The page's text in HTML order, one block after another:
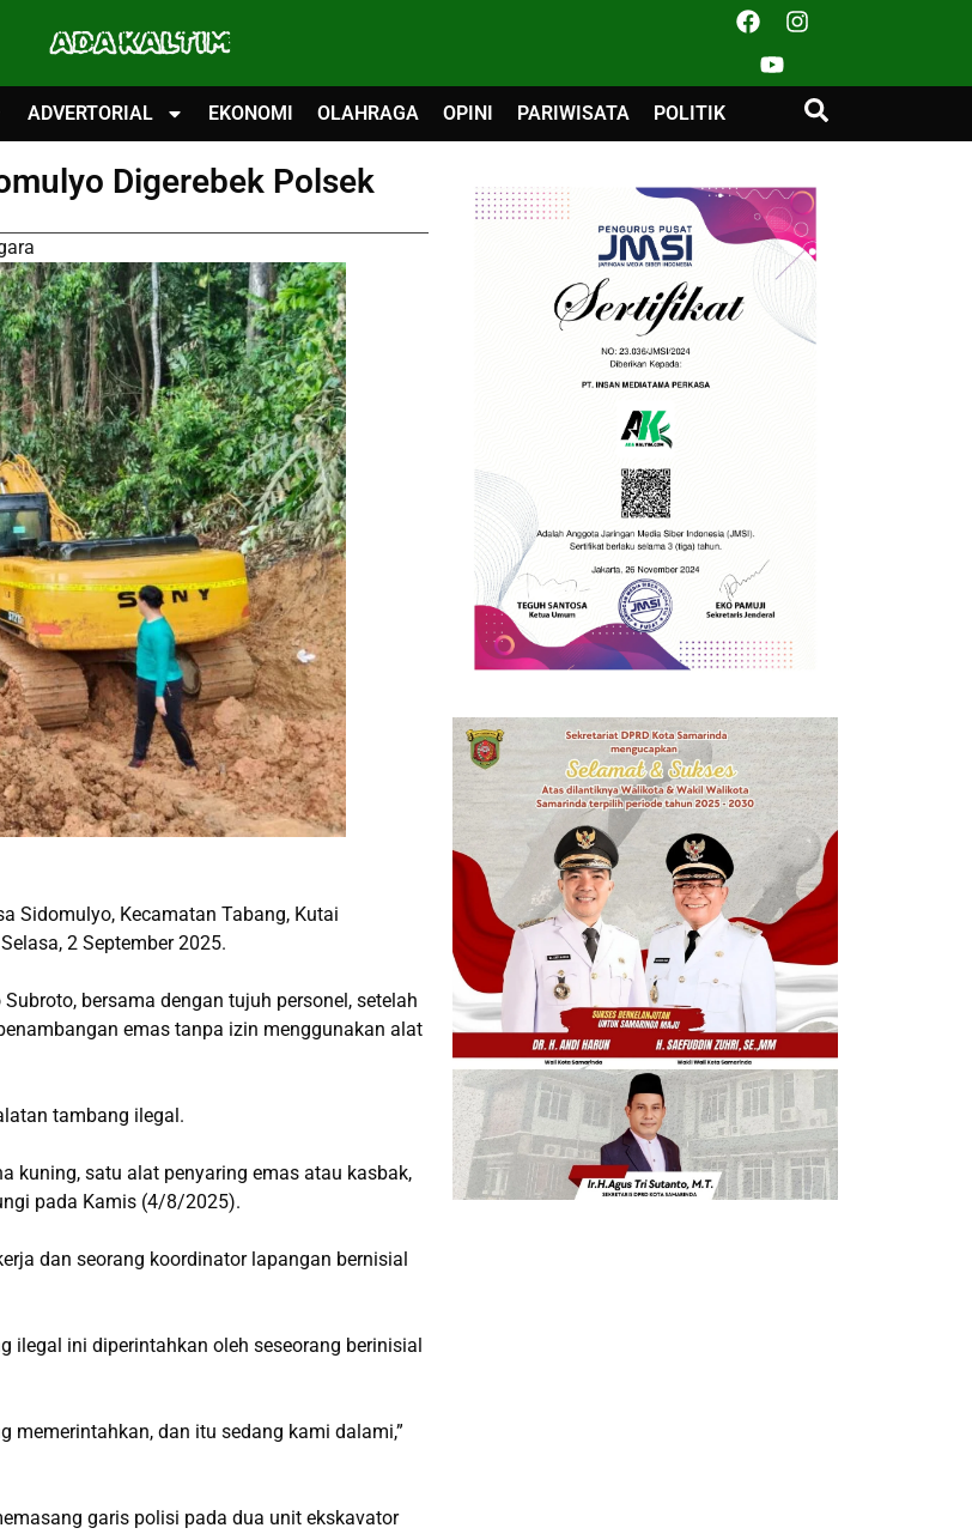
ADA KALTIM
ADVERTORIAL EKONOMI OLAHRAGA OPINI PARIWISATA POLITIK
Digerebek Polsek
Sidomulyo, Kecamatan Tabang, Kutai
2 September 2025.
bersama dengan tujuh personel, setelah
emas tanpa izin menggunakan alat
tambang ilegal.
kuning, satu alat penyaring emas atau kasbak,
pada Kamis (4/8/2025).
dan seorang koordinator lapangan bernisial
ilegal ini diperintahkan oleh seseorang berinisial
memerintahkan, dan itu sedang kami dalami,”
garis polisi pada dua unit ekskavator